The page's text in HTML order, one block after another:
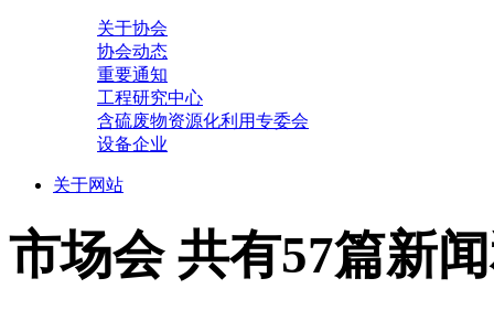
关于协会
协会动态
重要通知
工程研究中心
含硫废物资源化利用专委会
设备企业
关于网站
市场会 共有57篇新